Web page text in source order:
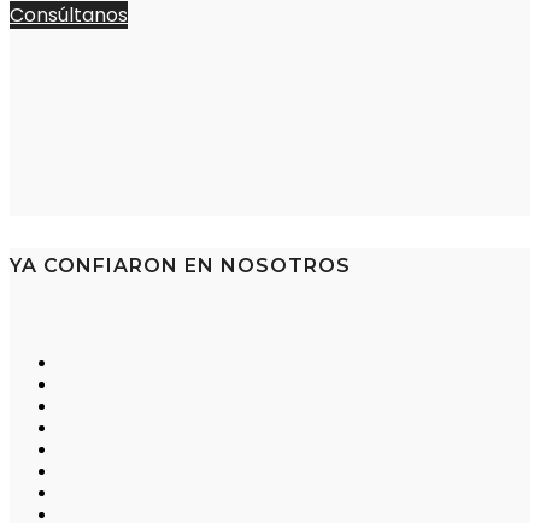
Consúltanos
YA CONFIARON EN NOSOTROS